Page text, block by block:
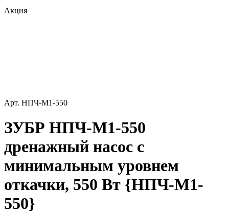
Акция
Арт. НПЧ-М1-550
ЗУБР НПЧ-М1-550
дренажный насос с
минимальным уровнем
откачки, 550 Вт {НПЧ-М1-
550}